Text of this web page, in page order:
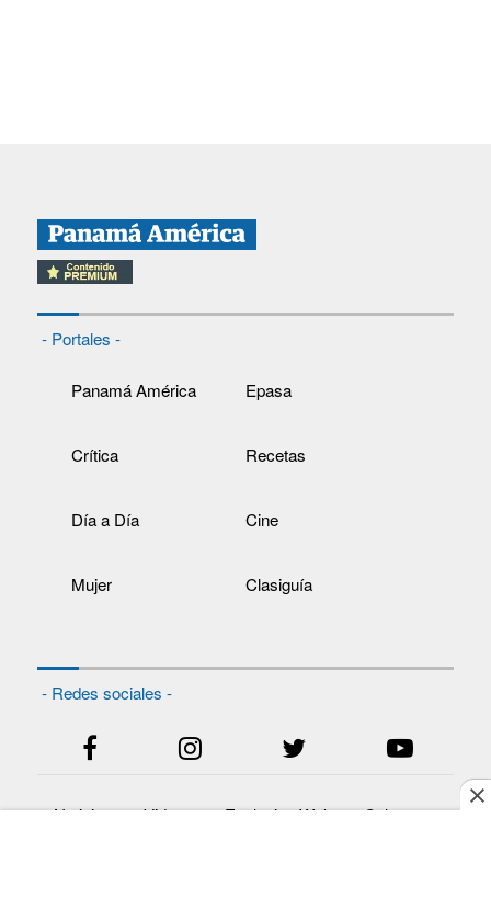
- Portales -
Panamá América Epasa
Crítica Recetas
Día a Día Cine
Mujer Clasiguía
- Redes sociales -
Noticias Videos Exclusivo Web Columnas